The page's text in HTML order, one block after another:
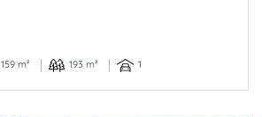
159 m² 193 m² 1